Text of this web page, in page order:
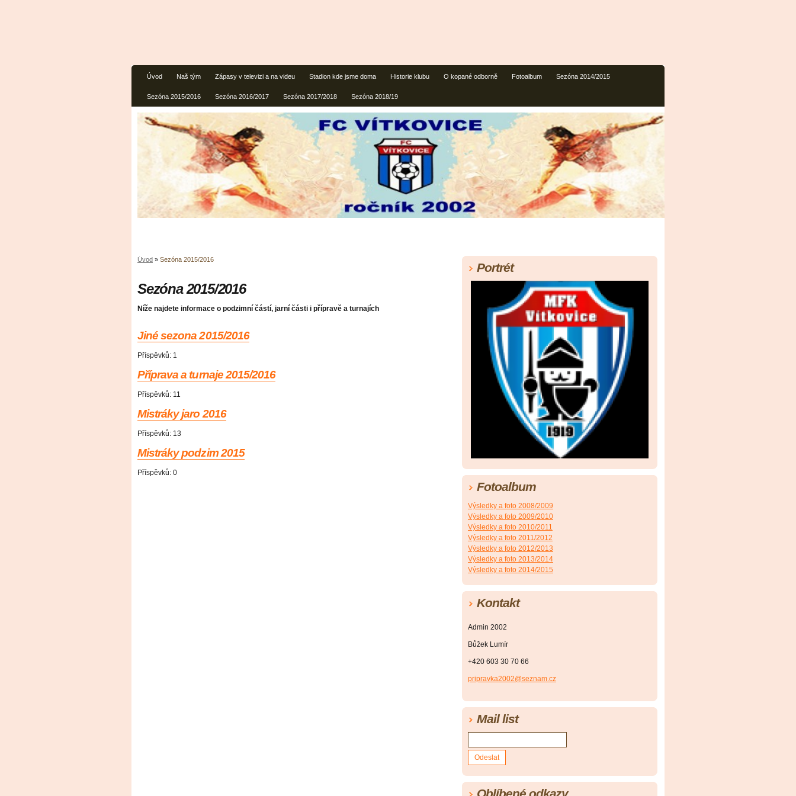
Úvod Naš tým Zápasy v televizi a na videu Stadion kde jsme doma Historie klubu O kopané odborně Fotoalbum Sezóna 2014/2015
Sezóna 2015/2016 Sezóna 2016/2017 Sezóna 2017/2018 Sezóna 2018/19
Úvod » Sezóna 2015/2016
Sezóna 2015/2016
Níže najdete informace o podzimní částí, jarní části i přípravě a turnajích
Jiné sezona 2015/2016
Příspěvků: 1
Příprava a turnaje 2015/2016
Příspěvků: 11
Mistráky jaro 2016
Příspěvků: 13
Mistráky podzim 2015
Příspěvků: 0
Portrét
Fotoalbum
Výsledky a foto 2008/2009
Výsledky a foto 2009/2010
Výsledky a foto 2010/2011
Výsledky a foto 2011/2012
Výsledky a foto 2012/2013
Výsledky a foto 2013/2014
Výsledky a foto 2014/2015
Kontakt
Admin 2002
Bůžek Lumír
+420 603 30 70 66
pripravka2002@seznam.cz
Mail list